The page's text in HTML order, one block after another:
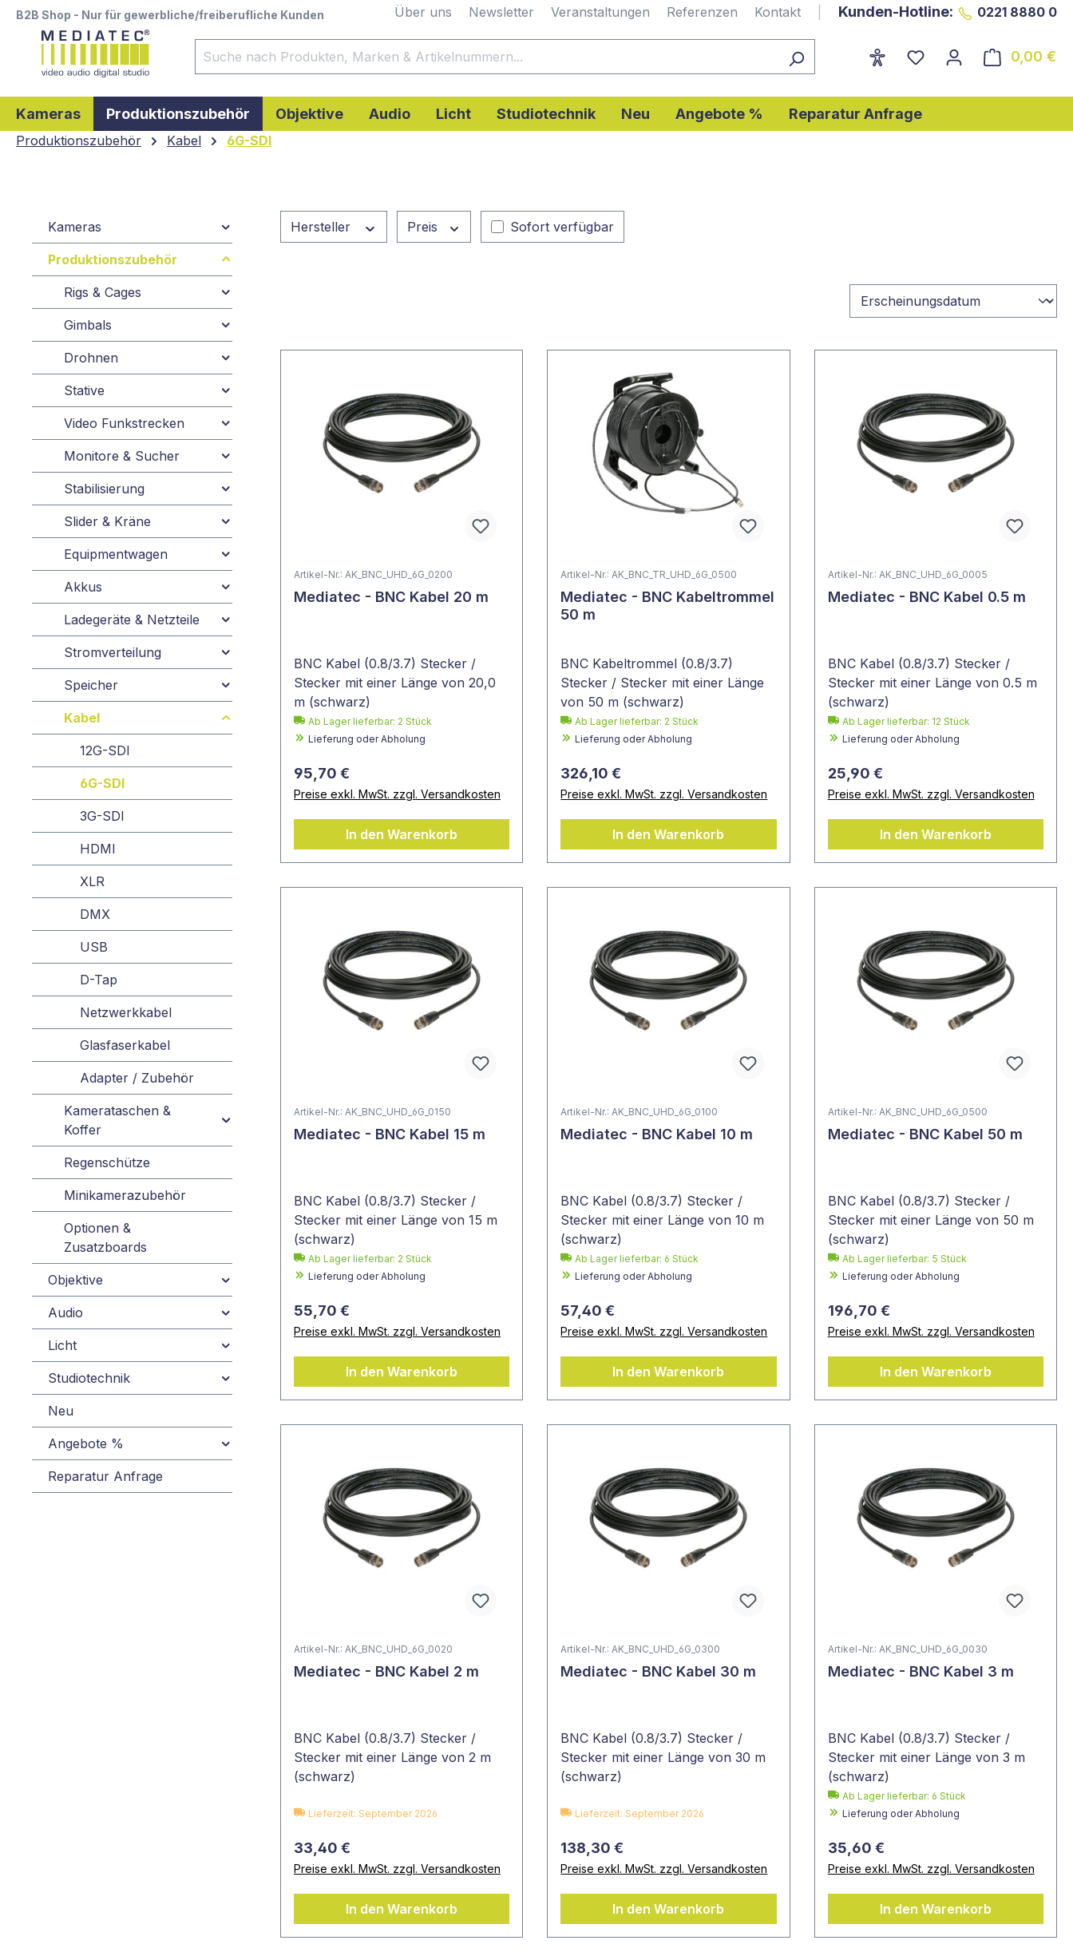
Zur Hauptnavigation springen
B2B Shop - Nur für gewerbliche/freiberufliche Kunden Über uns Newsletter Veranstaltungen Referenzen Kontakt Kunden-Hotline: 0221 8880 0
0,00 €
Kameras Produktionszubehör Objektive Audio Licht Studiotechnik Neu Angebote % Reparatur Anfrage
Produktionszubehör Kabel 6G-SDI
Kameras
Produktionszubehör
Rigs & Cages
Gimbals
Drohnen
Stative
Video Funkstrecken
Monitore & Sucher
Stabilisierung
Slider & Kräne
Equipmentwagen
Akkus
Ladegeräte & Netzteile
Stromverteilung
Speicher
Kabel
12G-SDI
6G-SDI
3G-SDI
HDMI
XLR
DMX
USB
D-Tap
Netzwerkkabel
Glasfaserkabel
Adapter / Zubehör
Kamerataschen &
Koffer
Regenschütze
Minikamerazubehör
Optionen &
Zusatzboards
Objektive
Audio
Licht
Studiotechnik
Neu
Angebote %
Reparatur Anfrage
Hersteller Preis Sofort verfügbar
Artikel-Nr.: AK_BNC_UHD_6G_0200
Mediatec - BNC Kabel 20 m
BNC Kabel (0.8/3.7) Stecker /
Stecker mit einer Länge von 20,0
m (schwarz)
Ab Lager lieferbar: 2 Stück
Lieferung oder Abholung
95,70 €
Preise exkl. MwSt. zzgl. Versandkosten
In den Warenkorb
Artikel-Nr.: AK_BNC_TR_UHD_6G_0500
Mediatec - BNC Kabeltrommel
50 m
BNC Kabeltrommel (0.8/3.7)
Stecker / Stecker mit einer Länge
von 50 m (schwarz)
Ab Lager lieferbar: 2 Stück
Lieferung oder Abholung
326,10 €
Preise exkl. MwSt. zzgl. Versandkosten
In den Warenkorb
Artikel-Nr.: AK_BNC_UHD_6G_0005
Mediatec - BNC Kabel 0.5 m
BNC Kabel (0.8/3.7) Stecker /
Stecker mit einer Länge von 0.5 m
(schwarz)
Ab Lager lieferbar: 12 Stück
Lieferung oder Abholung
25,90 €
Preise exkl. MwSt. zzgl. Versandkosten
In den Warenkorb
Artikel-Nr.: AK_BNC_UHD_6G_0150
Mediatec - BNC Kabel 15 m
BNC Kabel (0.8/3.7) Stecker /
Stecker mit einer Länge von 15 m
(schwarz)
Ab Lager lieferbar: 2 Stück
Lieferung oder Abholung
55,70 €
Preise exkl. MwSt. zzgl. Versandkosten
In den Warenkorb
Artikel-Nr.: AK_BNC_UHD_6G_0100
Mediatec - BNC Kabel 10 m
BNC Kabel (0.8/3.7) Stecker /
Stecker mit einer Länge von 10 m
(schwarz)
Ab Lager lieferbar: 6 Stück
Lieferung oder Abholung
57,40 €
Preise exkl. MwSt. zzgl. Versandkosten
In den Warenkorb
Artikel-Nr.: AK_BNC_UHD_6G_0500
Mediatec - BNC Kabel 50 m
BNC Kabel (0.8/3.7) Stecker /
Stecker mit einer Länge von 50 m
(schwarz)
Ab Lager lieferbar: 5 Stück
Lieferung oder Abholung
196,70 €
Preise exkl. MwSt. zzgl. Versandkosten
In den Warenkorb
Artikel-Nr.: AK_BNC_UHD_6G_0020
Mediatec - BNC Kabel 2 m
BNC Kabel (0.8/3.7) Stecker /
Stecker mit einer Länge von 2 m
(schwarz)
Lieferzeit: September 2026
33,40 €
Preise exkl. MwSt. zzgl. Versandkosten
In den Warenkorb
Artikel-Nr.: AK_BNC_UHD_6G_0300
Mediatec - BNC Kabel 30 m
BNC Kabel (0.8/3.7) Stecker /
Stecker mit einer Länge von 30 m
(schwarz)
Lieferzeit: September 2026
138,30 €
Preise exkl. MwSt. zzgl. Versandkosten
In den Warenkorb
Artikel-Nr.: AK_BNC_UHD_6G_0030
Mediatec - BNC Kabel 3 m
BNC Kabel (0.8/3.7) Stecker /
Stecker mit einer Länge von 3 m
(schwarz)
Ab Lager lieferbar: 6 Stück
Lieferung oder Abholung
35,60 €
Preise exkl. MwSt. zzgl. Versandkosten
In den Warenkorb